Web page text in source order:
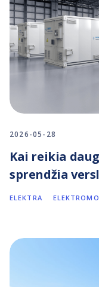
2026-05-28
Kai reikia
sprendžia
ELEKTRA